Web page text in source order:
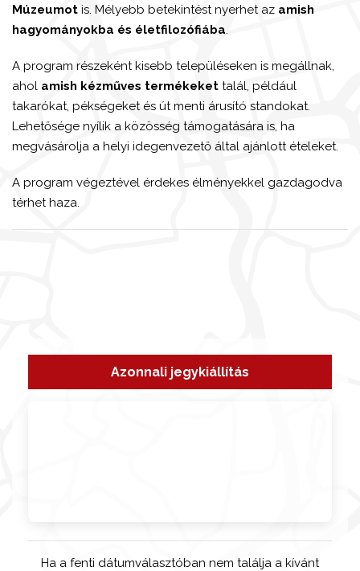
Azonnali jegykiállítás
Ha a fenti dátumválasztóban nem találja a kívánt
Múzeumot is. Mélyebb betekintést nyerhet az amish
hagyományokba és életfilozófiába
A program részeként kisebb településeken is megállnak,
ahol amish kézműves termékeket talál, például
takarókat, pékségeket és út menti árusító standokat.
Lehetősége nyílik a közösség támogatására is, ha
megvásárolja a helyi idegenvezető által ajánlott ételeket.
A program végeztével érdekes élményekkel gazdagodva
térhet haza.